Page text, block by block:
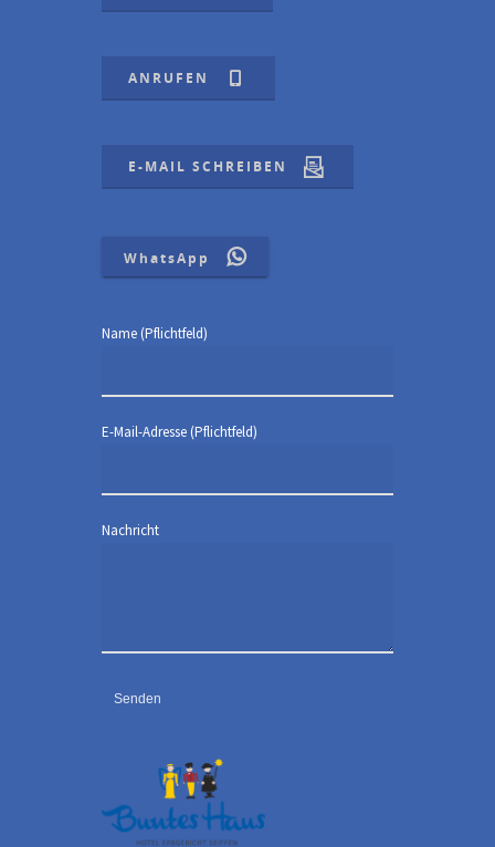
ANRUFEN
E-MAIL SCHREIBEN
WhatsApp
Name (Pflichtfeld)
E-Mail-Adresse (Pflichtfeld)
Nachricht